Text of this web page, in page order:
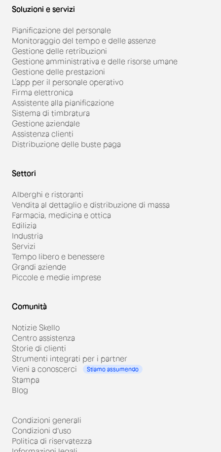
Soluzioni e servizi
Pianificazione del personale
Monitoraggio del tempo e delle assenze
Gestione delle retribuzioni
Gestione amministrativa e delle risorse umane
Gestione delle prestazioni
L’app per il personale operativo
Firma elettronica
Assistente alla pianificazione
Sistema di timbratura
Gestione aziendale
Assistenza clienti
Distribuzione delle buste paga
Settori
Alberghi e ristoranti
Vendita al dettaglio e distribuzione di massa
Farmacia, medicina e ottica
Edilizia
Industria
Servizi
Tempo libero e benessere
Grandi aziende
Piccole e medie imprese
Comunità
Notizie Skello
Centro assistenza
Storie di clienti
Strumenti integrati per i partner
Vieni a conoscerci
Stiamo assumendo
Stampa
Blog
Condizioni generali
Condizioni d'uso
Politica di riservatezza